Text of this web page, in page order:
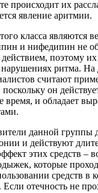
происходит их
явление аритмии.
класса являются
и нифедипин не
поэтому
нарушениях ритма.
считают
он
время, и обладает
данной группы
и действуют
этих средств –
которые
средств в
отечность не